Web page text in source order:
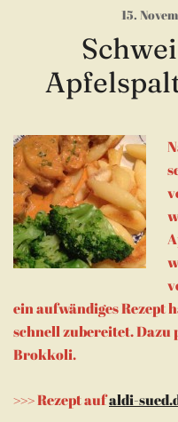
15.
ein aufwändiges Rezept
schnell zubereitet. Dazu
Brokkoli.
>>> Rezept aufaldi-